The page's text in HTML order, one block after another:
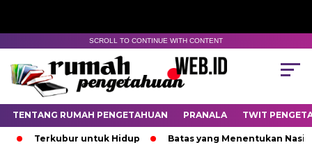
SCROLL TO CONTINUE WITH CONTENT
TENTANG RUMAH PENGETAHUAN PRANALA TWIT
Terkubur untuk Hidup Batas yang Menentukan Nasib